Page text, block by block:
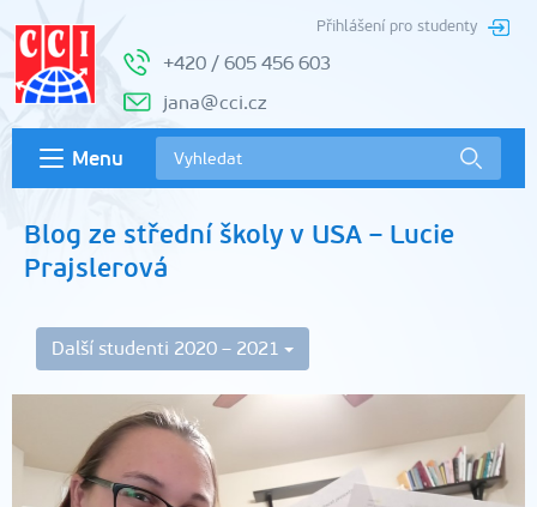
Přihlášení pro studenty
+420 / 605 456 603
jana@cci.cz
Menu
Blog ze střední školy v USA – Lucie
Prajslerová
Další studenti 2020 – 2021